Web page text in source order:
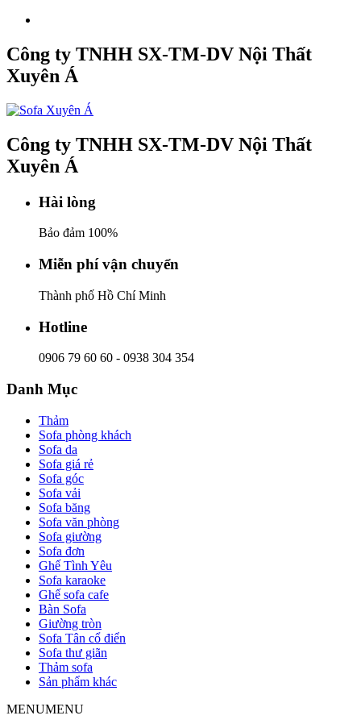
Công ty TNHH SX-TM-DV Nội Thất
Xuyên Á
Công ty TNHH SX-TM-DV Nội Thất
Xuyên Á
Hài lòng
Bảo đảm 100%
Miễn phí vận chuyển
Thành phố Hồ Chí Minh
Hotline
0906 79 60 60 - 0938 304 354
Danh Mục
Thảm
Sofa phòng khách
Sofa da
Sofa giá rẻ
Sofa góc
Sofa vải
Sofa băng
Sofa văn phòng
Sofa giường
Sofa đơn
Ghế Tình Yêu
Sofa karaoke
Ghế sofa cafe
Bàn Sofa
Giường tròn
Sofa Tân cổ điển
Sofa thư giãn
Thảm sofa
Sản phẩm khác
MENUMENU